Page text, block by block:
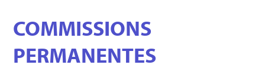
COMMISSIONS
PERMANENTES